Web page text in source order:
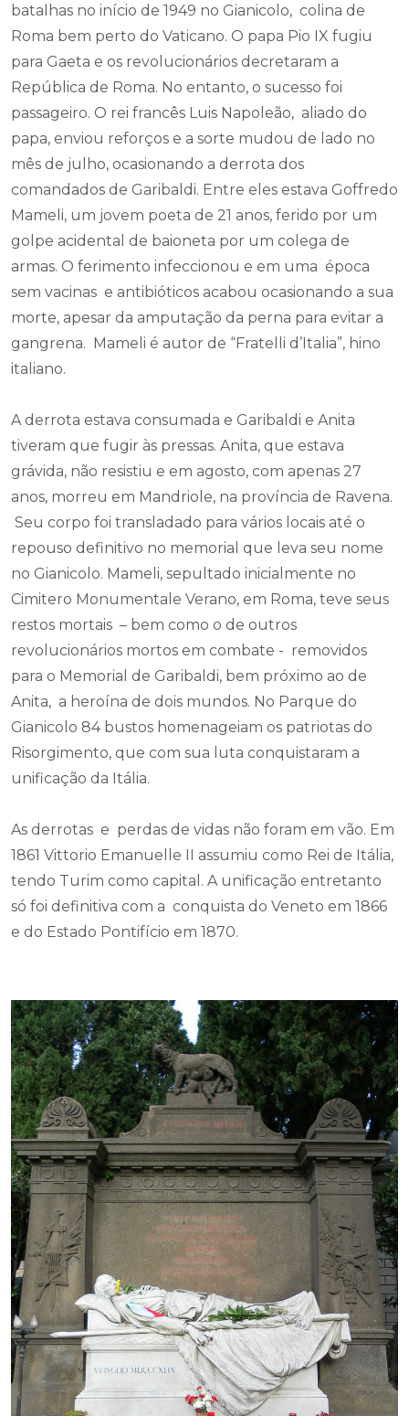
batalhas no início de 1949 no Gianicolo, colina de
Roma bem perto do Vaticano. O papa Pio IX fugiu
para Gaeta e os revolucionários decretaram a
República de Roma. No entanto, o sucesso foi
passageiro. O rei francês Luis Napoleão, aliado do
papa, enviou reforços e a sorte mudou de lado no
mês de julho, ocasionando a derrota dos
comandados de Garibaldi. Entre eles estava Goffredo
Mameli, um jovem poeta de 21 anos, ferido por um
golpe acidental de baioneta por um colega de
armas. O ferimento infeccionou e em uma época
sem vacinas e antibióticos acabou ocasionando a sua
morte, apesar da amputação da perna para evitar a
gangrena. Mameli é autor de “Fratelli d’Italia”, hino
italiano.
A derrota estava consumada e Garibaldi e Anita
tiveram que fugir às pressas. Anita, que estava
grávida, não resistiu e em agosto, com apenas 27
anos, morreu em Mandriole, na província de Ravena.
Seu corpo foi transladado para vários locais até o
repouso definitivo no memorial que leva seu nome
no Gianicolo. Mameli, sepultado inicialmente no
Cimitero Monumentale Verano, em Roma, teve seus
restos mortais – bem como o de outros
revolucionários mortos em combate - removidos
para o Memorial de Garibaldi, bem próximo ao de
Anita, a heroína de dois mundos. No Parque do
Gianicolo 84 bustos homenageiam os patriotas do
Risorgimento, que com sua luta conquistaram a
unificação da Itália.
As derrotas e perdas de vidas não foram em vão. Em
1861 Vittorio Emanuelle II assumiu como Rei de Itália,
tendo Turim como capital. A unificação entretanto
só foi definitiva com a conquista do Veneto em 1866
e do Estado Pontifício em 1870.